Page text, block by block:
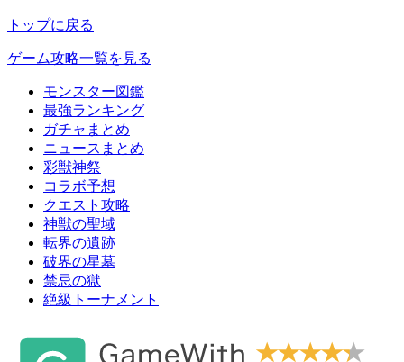
トップに戻る
ゲーム攻略一覧を見る
モンスター図鑑
最強ランキング
ガチャまとめ
ニュースまとめ
彩獣神祭
コラボ予想
クエスト攻略
神獣の聖域
転界の遺跡
破界の星墓
禁忌の獄
絶級トーナメント